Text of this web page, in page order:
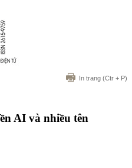
In trang (Ctr + P)
AI và nhiều tên